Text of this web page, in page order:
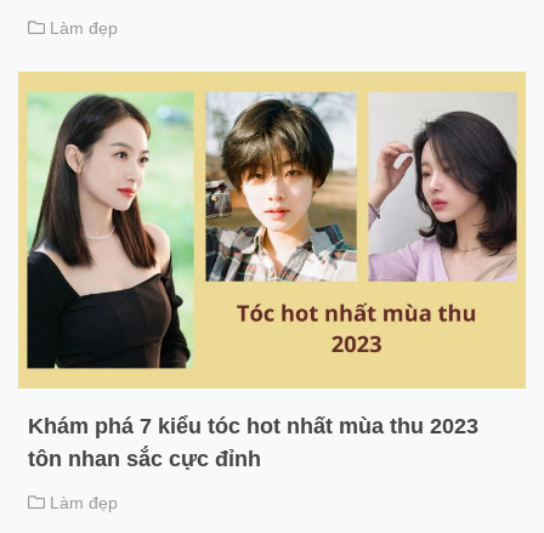
Làm đẹp
Khám phá 7 kiểu tóc hot nhất mùa thu 2023
tôn nhan sắc cực đỉnh
Làm đẹp